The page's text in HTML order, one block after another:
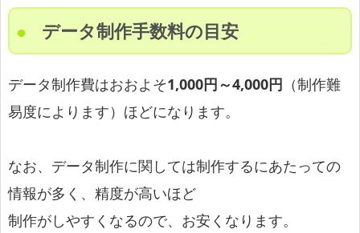
データ制作手数料の目安
データ制作費はおおよそ1,000円～4,000円 （制作難
易度によります）ほどになります。
なお、データ制作に関しては制作するにあたっての
情報が多く、精度が高いほど
制作がしやすくなるので、お安くなります。